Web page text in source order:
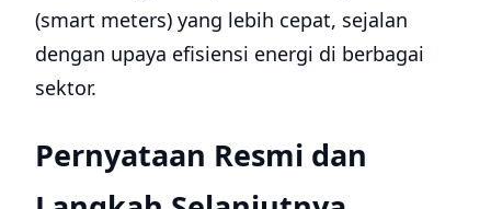
(smart meters) yang lebih cepat, sejalan
dengan upaya efisiensi energi di berbagai
sektor.
Pernyataan Resmi dan